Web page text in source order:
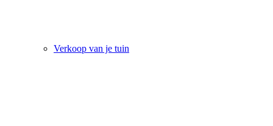
Verkoop van je tuin